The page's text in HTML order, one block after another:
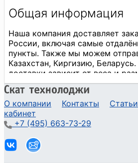
О компании Контакты Статьи
кабинет
+7 (495) 663-73-29